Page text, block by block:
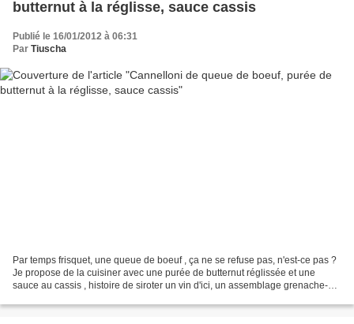
butternut à la réglisse, sauce cassis
Publié le 16/01/2012 à 06:31
Par Tiuscha
Par temps frisquet, une queue de boeuf , ça ne se refuse pas, n'est-ce pas ?
Je propose de la cuisiner avec une purée de butternut réglissée et une
sauce au cassis , histoire de siroter un vin d'ici, un assemblage grenache-